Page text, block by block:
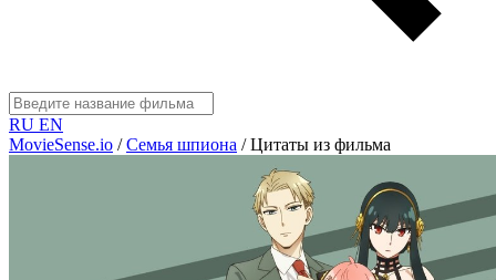
RU EN
MovieSense.io / Семья шпиона / Цитаты из фильма